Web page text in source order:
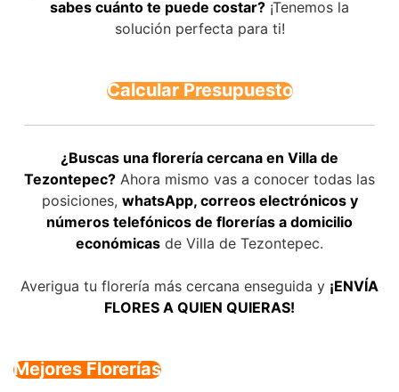
sabes cuánto te puede costar? ¡Tenemos la
solución perfecta para ti!
Calcular Presupuesto
¿Buscas una florería cercana en Villa de
Tezontepec? Ahora mismo vas a conocer todas las
posiciones, whatsApp, correos electrónicos y
números telefónicos de florerías a domicilio
económicas de Villa de Tezontepec.
Averigua tu florería más cercana enseguida y ¡ENVÍA
FLORES A QUIEN QUIERAS!
Mejores Florerías